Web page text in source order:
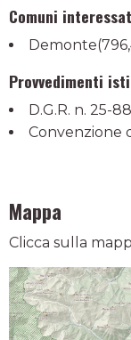
Comuni
Provvedimenti
D.G.R. n. 25-
Convenzione
Mappa
Clicca sulla